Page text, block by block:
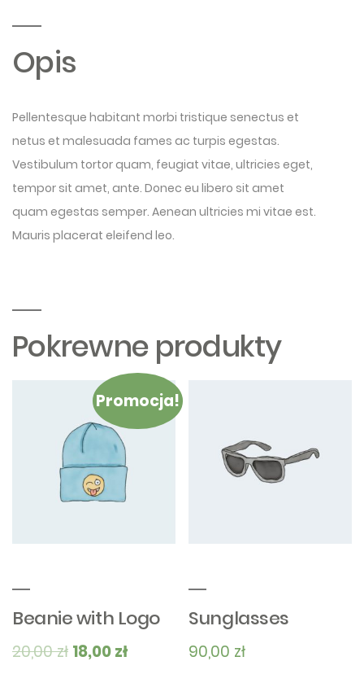
Opis
Pellentesque habitant morbi tristique senectus et
netus et malesuada fames ac turpis egestas.
Vestibulum tortor quam, feugiat vitae, ultricies eget,
tempor sit amet, ante. Donec eu libero sit amet
quam egestas semper. Aenean ultricies mi vitae est.
Mauris placerat eleifend leo.
Pokrewne produkty
Promocja!
Beanie with Logo
20,00zł 18,00zł
Sunglasses
90,00 zł